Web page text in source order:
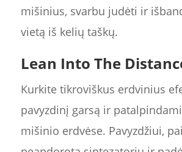
mišinius, svarbu judėti ir
vietą iš kelių taškų.
Lean Into The
Kurkite tikroviškus erdvinius
pavyzdinį garsą ir
mišinio erdvėse. Pavyzdžiui,